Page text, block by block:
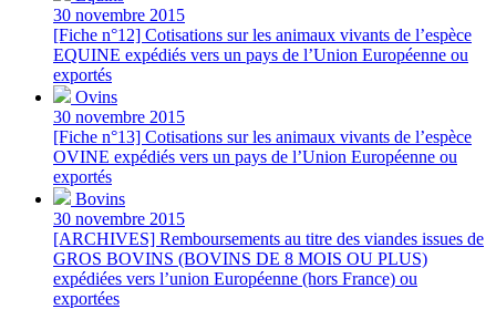
30 novembre 2015
[Fiche n°12] Cotisations sur les animaux vivants de l’espèce
EQUINE expédiés vers un pays de l’Union Européenne ou
exportés
Ovins
30 novembre 2015
[Fiche n°13] Cotisations sur les animaux vivants de l’espèce
OVINE expédiés vers un pays de l’Union Européenne ou
exportés
Bovins
30 novembre 2015
[ARCHIVES] Remboursements au titre des viandes issues de
GROS BOVINS (BOVINS DE 8 MOIS OU PLUS)
expédiées vers l’union Européenne (hors France) ou
exportées